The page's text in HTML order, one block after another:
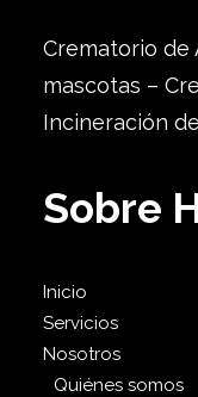
Crematorio de
mascotas –
Incineración
Sobre
Inicio
Servicios
Nosotros
Quiénes somos